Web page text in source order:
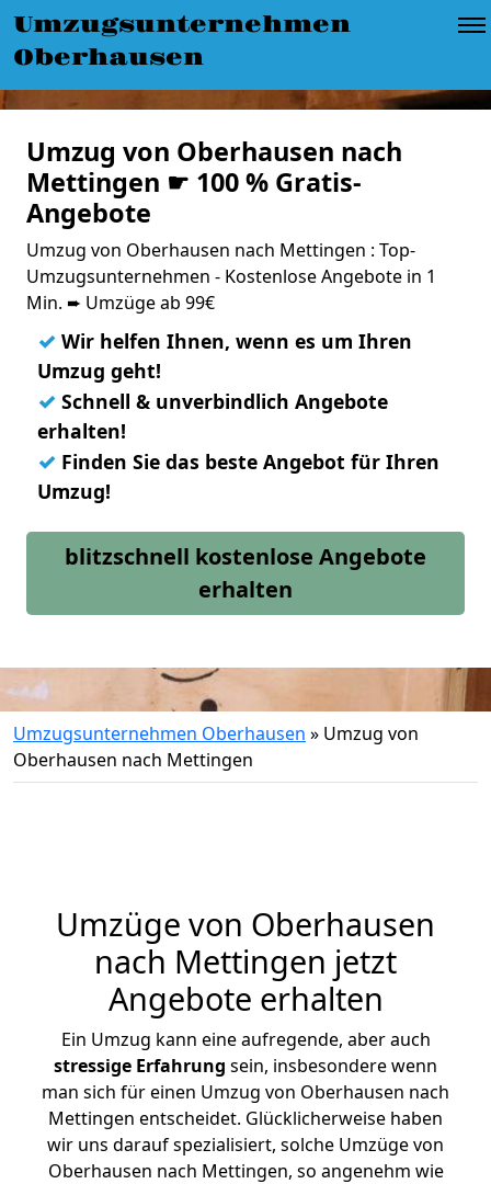
Umzugsunternehmen
Oberhausen
Umzug von Oberhausen nach
Mettingen ☛ 100 % Gratis-
Angebote
Umzug von Oberhausen nach Mettingen : Top-
Umzugsunternehmen - Kostenlose Angebote in 1
Min. ➨ Umzüge ab 99€
✓ Wir helfen Ihnen, wenn es um Ihren
Umzug geht!
✓ Schnell & unverbindlich Angebote
erhalten!
✓ Finden Sie das beste Angebot für Ihren
Umzug!
blitzschnell kostenlose Angebote
erhalten
Umzugsunternehmen Oberhausen » Umzug von
Oberhausen nach Mettingen
Umzüge von Oberhausen
nach Mettingen jetzt
Angebote erhalten
Ein Umzug kann eine aufregende, aber auch
stressige Erfahrung sein, insbesondere wenn
man sich für einen Umzug von Oberhausen nach
Mettingen entscheidet. Glücklicherweise haben
wir uns darauf spezialisiert, solche Umzüge von
Oberhausen nach Mettingen, so angenehm wie